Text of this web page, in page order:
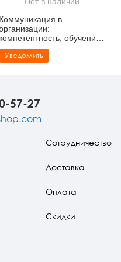
Коммуникация в
компетентность, обучение
принятие решений
Уведомить
57-27
Сотрудничество
Доставка
Оплата
Скидки